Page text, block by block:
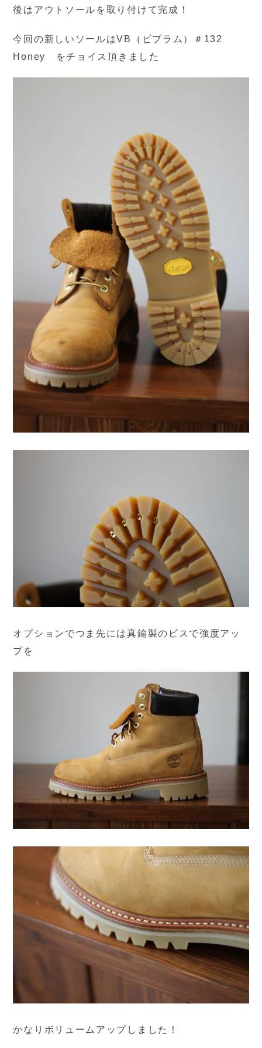
後はアウトソールを取り付けて完成！
今回の新しいソールはVB（ビブラム）＃132
Honey をチョイス頂きました
オプションでつま先には真鍮製のビスで強度アッ
プを
かなりボリュームアップしました！